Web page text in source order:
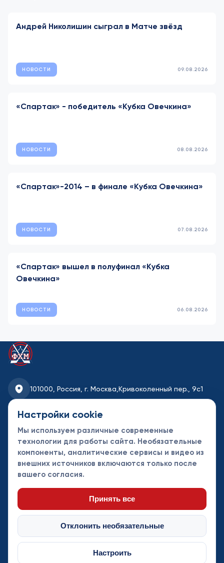
Андрей Николишин сыграл в Матче звёзд
НОВОСТИ 09.08.2026
«Спартак» - победитель «Кубка Овечкина»
НОВОСТИ 08.08.2026
«Спартак»-2014 – в финале «Кубка Овечкина»
НОВОСТИ 07.08.2026
«Спартак» вышел в полуфинал «Кубка
Овечкина»
НОВОСТИ 06.08.2026
101000, Россия, г. Москва, Кривоколенный пер., 9с1
fhmoscow@mail.ru
8-495-621-35-95
Новости
Турниры
Контакты
партнеры
Настройки cookie
Мы используем различные современные
технологии для работы сайта. Необязательные
компоненты, аналитические сервисы и видео из
внешних источников включаются только после
вашего согласия.
Принять все
Отклонить необязательные
Настроить